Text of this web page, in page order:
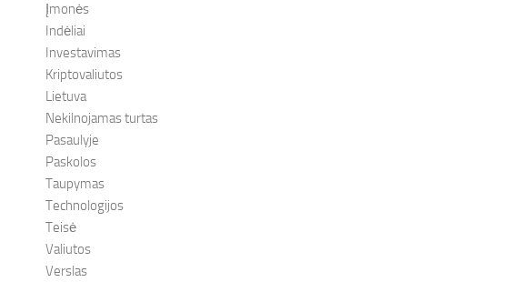
Įmonės
Indėliai
Investavimas
Kriptovaliutos
Lietuva
Nekilnojamas turtas
Pasaulyje
Paskolos
Taupymas
Technologijos
Teisė
Valiutos
Verslas